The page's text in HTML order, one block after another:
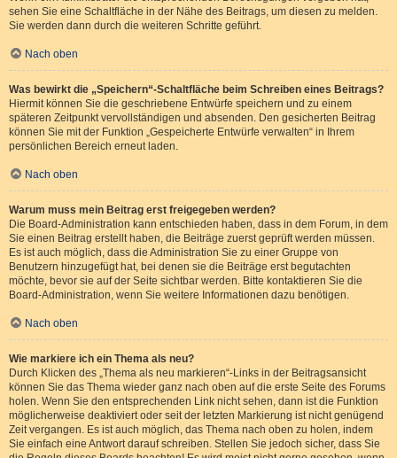
sehen Sie eine Schaltfläche in der Nähe des Beitrags, um diesen zu melden.
Sie werden dann durch die weiteren Schritte geführt.
Nach oben
Was bewirkt die „Speichern“-Schaltfläche beim Schreiben eines Beitrags?
Hiermit können Sie die geschriebene Entwürfe speichern und zu einem
späteren Zeitpunkt vervollständigen und absenden. Den gesicherten Beitrag
können Sie mit der Funktion „Gespeicherte Entwürfe verwalten“ in Ihrem
persönlichen Bereich erneut laden.
Nach oben
Warum muss mein Beitrag erst freigegeben werden?
Die Board-Administration kann entschieden haben, dass in dem Forum, in dem
Sie einen Beitrag erstellt haben, die Beiträge zuerst geprüft werden müssen.
Es ist auch möglich, dass die Administration Sie zu einer Gruppe von
Benutzern hinzugefügt hat, bei denen sie die Beiträge erst begutachten
möchte, bevor sie auf der Seite sichtbar werden. Bitte kontaktieren Sie die
Board-Administration, wenn Sie weitere Informationen dazu benötigen.
Nach oben
Wie markiere ich ein Thema als neu?
Durch Klicken des „Thema als neu markieren“-Links in der Beitragsansicht
können Sie das Thema wieder ganz nach oben auf die erste Seite des Forums
holen. Wenn Sie den entsprechenden Link nicht sehen, dann ist die Funktion
möglicherweise deaktiviert oder seit der letzten Markierung ist nicht genügend
Zeit vergangen. Es ist auch möglich, das Thema nach oben zu holen, indem
Sie einfach eine Antwort darauf schreiben. Stellen Sie jedoch sicher, dass Sie